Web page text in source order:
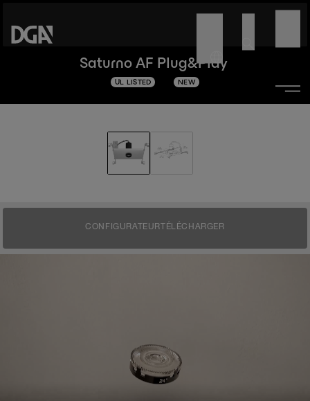
Saturno AF Plug&Play
UL LISTED NEW
CONFIGURATEURTÉLÉCHARGER